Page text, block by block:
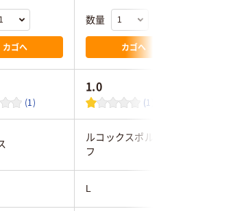
カゴへ
数量
カゴへ
(1)
1.0
(1)
ルコックスポルティ
フ
L